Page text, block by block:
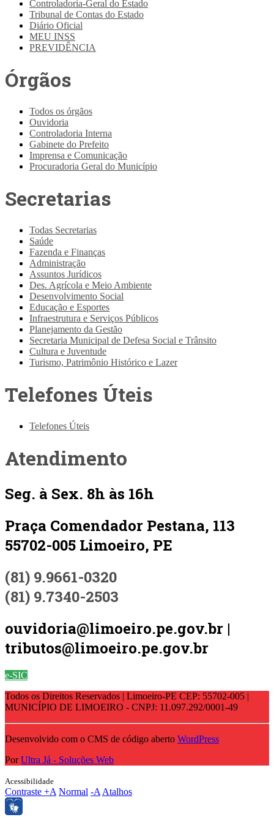
Controladoria-Geral do Estado
Tribunal de Contas do Estado
Diário Oficial
MEU INSS
PREVIDÊNCIA
Órgãos
Todos os órgãos
Ouvidoria
Controladoria Interna
Gabinete do Prefeito
Imprensa e Comunicação
Procuradoria Geral do Município
Secretarias
Todas Secretarias
Saúde
Fazenda e Finanças
Administração
Assuntos Jurídicos
Des. Agrícola e Meio Ambiente
Desenvolvimento Social
Educação e Esportes
Infraestrutura e Serviços Públicos
Planejamento da Gestão
Secretaria Municipal de Defesa Social e Trânsito
Cultura e Juventude
Turismo, Patrimônio Histórico e Lazer
Telefones Úteis
Telefones Úteis
Atendimento
Seg. à Sex. 8h às 16h
Praça Comendador Pestana, 113
55702-005 Limoeiro, PE
(81) 9.9661-0320
(81) 9.7340-2503
ouvidoria@limoeiro.pe.gov.br |
tributos@limoeiro.pe.gov.br
e-SIC
Todos os Direitos Reservados | Limoeiro-PE CEP: 55702-005 |
MUNICÍPIO DE LIMOEIRO - CNPJ: 11.097.292/0001-49
Desenvolvido com o CMS de código aberto WordPress
PorUltra Já - Soluções Web
Acessibilidade
Contraste +A Normal -A Atalhos